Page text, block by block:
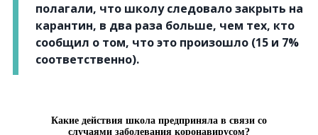
полагали, что школу следовало закрыть на
карантин, в два раза больше, чем тех, кто
сообщил о том, что это произошло (15 и 7%
соответственно).